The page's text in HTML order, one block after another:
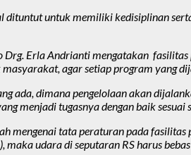
dituntut untuk memiliki kedisiplinan
Erla Andrianti mengatakan
agar setiap program yang
ada, dimana pengelolaan akan
menjadi tugasnya dengan baik sesuai
mengenai tata peraturan pada
udara di seputaran RS harus